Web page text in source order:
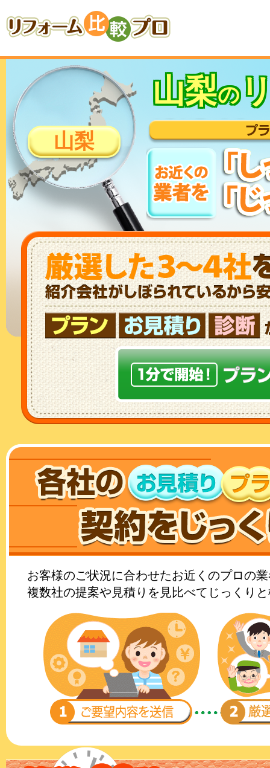
山梨の
山梨
お客様のご状況に合わせたお近くのプロの
複数社の提案や見積りを見比べてじっくり